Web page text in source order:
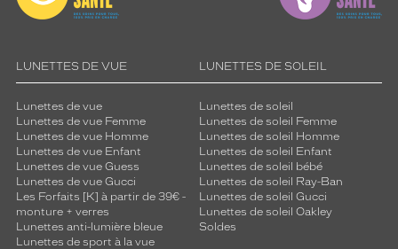
LUNETTES DE VUE
Lunettes de vue
Lunettes de vue Femme
Lunettes de vue Homme
Lunettes de vue Enfant
Lunettes de vue Guess
Lunettes de vue Gucci
Les Forfaits [K] à partir de 39€ -
monture + verres
Lunettes anti-lumière bleue
Lunettes de sport à la vue
LUNETTES DE SOLEIL
Lunettes de soleil
Lunettes de soleil Femme
Lunettes de soleil Homme
Lunettes de soleil Enfant
Lunettes de soleil bébé
Lunettes de soleil Ray-Ban
Lunettes de soleil Gucci
Lunettes de soleil Oakley
Soldes